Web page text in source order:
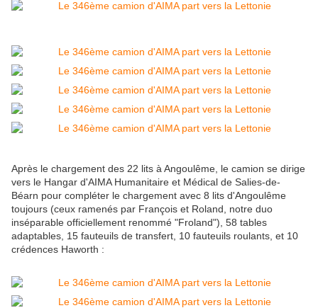
Après le chargement des 22 lits à Angoulême, le camion se dirige
vers le Hangar d'AIMA Humanitaire et Médical de Salies-de-
Béarn pour compléter le chargement avec 8 lits d'Angoulême
toujours (ceux ramenés par François et Roland, notre duo
inséparable officiellement renommé "Froland"), 58 tables
adaptables, 15 fauteuils de transfert, 10 fauteuils roulants, et 10
crédences Haworth :